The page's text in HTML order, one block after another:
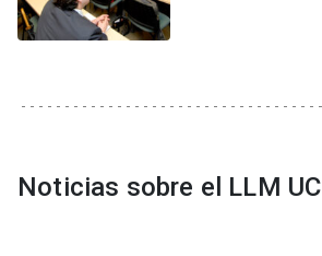
Noticias sobre el LLM UC